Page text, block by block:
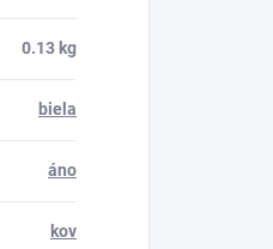
0.13 kg
biela
áno
kov